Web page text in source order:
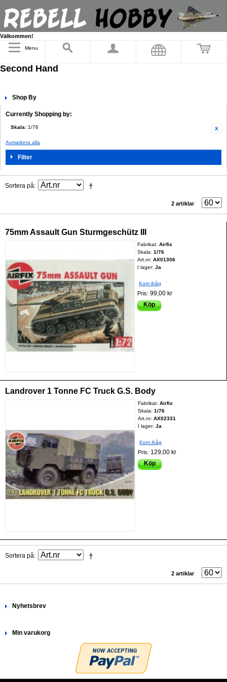
Välkommen!
Menu
Second Hand
Shop By
Currently Shopping by:
Skala: 1/76
Avmarkera alla
Filter
Sortera på
2 artiklar
75mm Assault Gun Sturmgeschütz III
Fabrikat:Airfix
Skala:1/76
Art.nr:AX01306
I lager: Ja
Kom ihåg
Pris:99,00 kr
Köp
Landrover 1 Tonne FC Truck G.S. Body
Fabrikat: Airfix
Skala: 1/76
Art.nr: AX02331
I lager: Ja
Kom ihåg
Pris: 129,00 kr
Köp
Sortera på
2 artiklar
Nyhetsbrev
Min varukorg